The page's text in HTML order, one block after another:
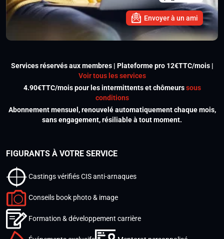
Envoyer à un ami
Services réservés aux membres | Plateforme pro 12€TTC/mois |
Voir tous les services
4.90€TTC/mois pour les intermittents et chômeurssous
conditions
Abonnement mensuel, renouvelé automatiquement chaque mois,
sans engagement, résiliable à tout moment.
FIGURANTS À VOTRE SERVICE
Castings vérifiés CIS anti-arnaques
Conseils book photo & image
Formation & développement carrière